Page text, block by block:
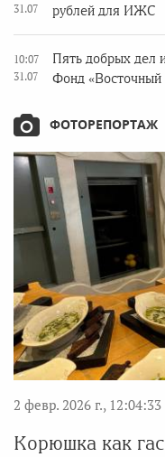
31.07
рублей для ИЖС
10:07
31.07
Пять добрых дел
Фонд «Восточный
ФОТОРЕПОРТАЖ
2 февр. 2026 г., 12:04:33
Корюшка как